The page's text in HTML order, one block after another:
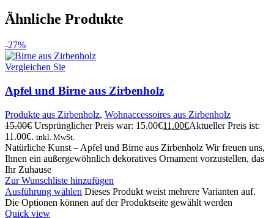
Ähnliche Produkte
-27%
Vergleichen Sie
Apfel und Birne aus Zirbenholz
Produkte aus Zirbenholz, Wohnaccessoires aus Zirbenholz
15.00€ Ursprünglicher Preis war: 15.00€11.00€Aktueller Preis ist:
11.00€. inkl. MwSt.
Natürliche Kunst – Apfel und Birne aus Zirbenholz Wir freuen uns,
Ihnen ein außergewöhnlich dekoratives Ornament vorzustellen, das
Ihr Zuhause
Zur Wunschliste hinzufügen
Ausführung wählen Dieses Produkt weist mehrere Varianten auf.
Die Optionen können auf der Produktseite gewählt werden
Quick view